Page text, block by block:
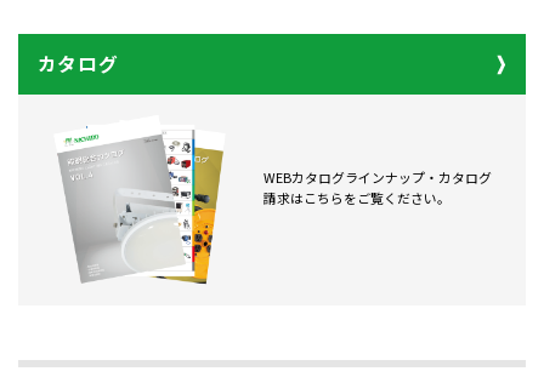
カタログ
WEBカタログラインナップ・カタログ
請求はこちらをご覧ください。